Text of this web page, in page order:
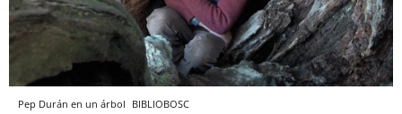
Pep Durán en un árbol BIBLIOBOSC